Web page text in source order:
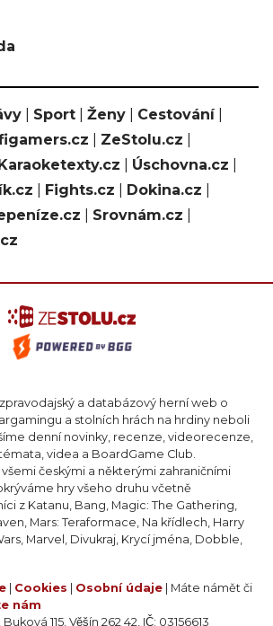
Sport Ženy Cestování|
ZeStolu.cz
Úschovna.cz
Fights.cz Dokina.cz
Srovnám.cz
a databázový herní web o
a stolních hrách na hrdiny neboli
denní novinky, recenze, videorecenze,
videa a BoardGame Club.
českými a některými zahraničními
hry všeho druhu včetně
z Katanu, Bang, Magic: The Gathering,
Mars: Teraformace, Na křídlech, Harry
Marvel, Divukraj, Krycí jména, Dobble,
Cookies Osobní údaje | Máte námět či
nám
115, Věšín 262 42, IČ: 03156613